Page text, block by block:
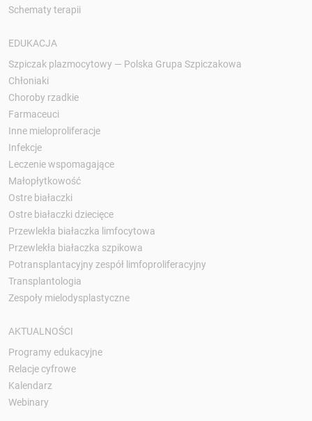
Schematy terapii
EDUKACJA
Szpiczak plazmocytowy — Polska Grupa Szpiczakowa
Chłoniaki
Choroby rzadkie
Farmaceuci
Inne mieloproliferacje
Infekcje
Leczenie wspomagające
Małopłytkowość
Ostre białaczki
Ostre białaczki dziecięce
Przewlekła białaczka limfocytowa
Przewlekła białaczka szpikowa
Potransplantacyjny zespół limfoproliferacyjny
Transplantologia
Zespoły mielodysplastyczne
AKTUALNOŚCI
Programy edukacyjne
Relacje cyfrowe
Kalendarz
Webinary